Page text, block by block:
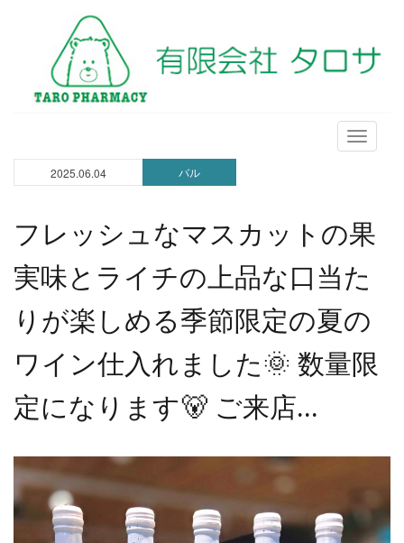
メ
ニ
2025.06.04 バル
フレッシュなマスカットの果
実味とライチの上品な口当た
りが楽しめる季節限定の夏の
ワイン仕入れました🌞 数量限
定になります🐻 ご来店...